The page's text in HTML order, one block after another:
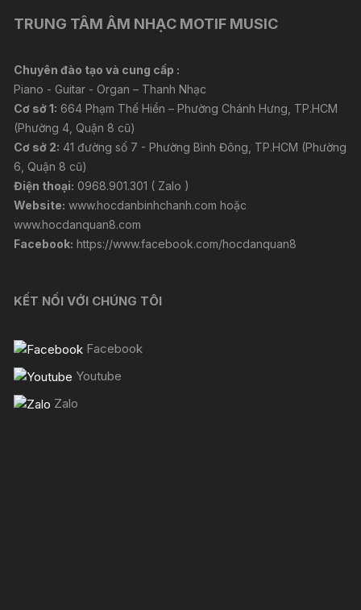
TRUNG TÂM ÂM NHẠC MOTIF MUSIC
Chuyên đào tạo và cung cấp :
Piano - Guitar - Organ – Thanh Nhạc
Cơ sở 1: 664 Phạm Thế Hiển – Phường Chánh Hưng, TP.HCM
(Phường 4, Quận 8 cũ)
Cơ sở 2: 41 đường số 7 - Phường Bình Đông, TP.HCM (Phường
6, Quận 8 cũ)
Điện thoại: 0968.901.301 ( Zalo )
Website: www.hocdanbinhchanh.com hoặc
www.hocdanquan8.com
Facebook: https://www.facebook.com/hocdanquan8
KẾT NỐI VỚI CHÚNG TÔI
Facebook
Youtube
Zalo